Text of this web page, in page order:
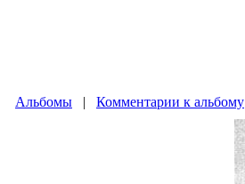
Альбомы | Комментарии к альбому